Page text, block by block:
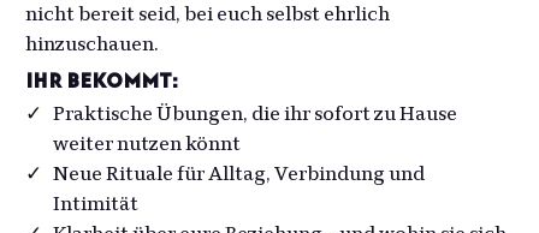
nicht bereit seid, bei euch selbst ehrlich
hinzuschauen.
Ihr bekommt:
Praktische Übungen, die ihr sofort zu Hause
weiter nutzen könnt
Neue Rituale für Alltag, Verbindung und
Intimität